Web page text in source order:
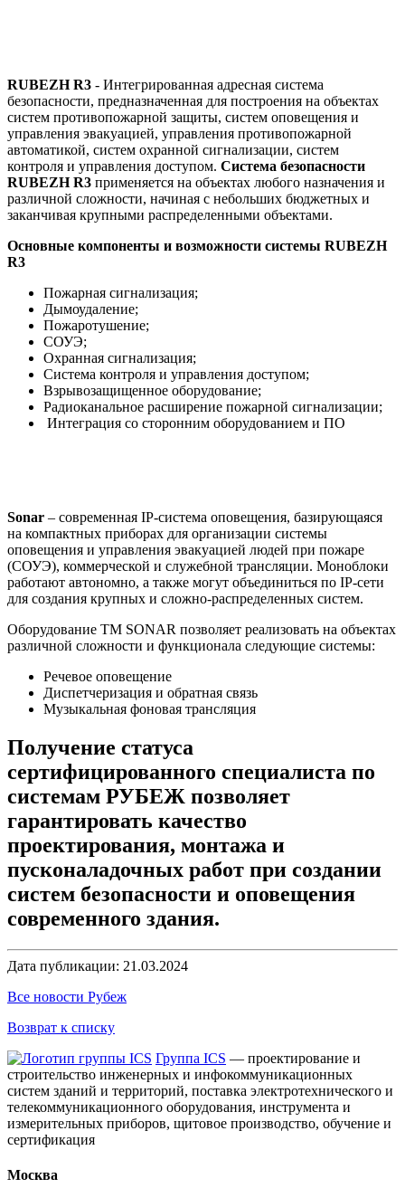
RUBEZH R3 - Интегрированная адресная система
безопасности, предназначенная для построения на объектах
систем противопожарной защиты, систем оповещения и
управления эвакуацией, управления противопожарной
автоматикой, систем охранной сигнализации, систем
контроля и управления доступом. Система безопасности
RUBEZH R3 применяется на объектах любого назначения и
различной сложности, начиная с небольших бюджетных и
заканчивая крупными распределенными объектами.
Основные компоненты и возможности системы RUBEZH
R3
Пожарная сигнализация;
Дымоудаление;
Пожаротушение;
СОУЭ;
Охранная сигнализация;
Система контроля и управления доступом;
Взрывозащищенное оборудование;
Радиоканальное расширение пожарной сигнализации;
Интеграция со сторонним оборудованием и ПО
Sonar – современная IP-система оповещения, базирующаяся
на компактных приборах для организации системы
оповещения и управления эвакуацией людей при пожаре
(СОУЭ), коммерческой и служебной трансляции. Моноблоки
работают автономно, а также могут объединиться по IP-сети
для создания крупных и сложно-распределенных систем.
Оборудование ТМ SONAR позволяет реализовать на объектах
различной сложности и функционала следующие системы:
Речевое оповещение
Диспетчеризация и обратная связь
Музыкальная фоновая трансляция
Получение статуса
сертифицированного специалиста по
системам РУБЕЖ позволяет
гарантировать качество
проектирования, монтажа и
пусконаладочных работ при создании
систем безопасности и оповещения
современного здания.
Дата публикации: 21.03.2024
Все новости Рубеж
Возврат к списку
Группа ICS — проектирование и
строительство инженерных и инфокоммуникационных
систем зданий и территорий, поставка электротехнического и
телекоммуникационного оборудования, инструмента и
измерительных приборов, щитовое производство, обучение и
сертификация
Москва